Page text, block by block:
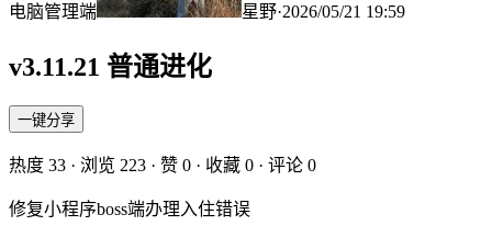
电脑管理端 星野·2026/05/21 19:59
v3.11.21 普通进化
一键分享
热度 33 · 浏览 223 · 赞 0 · 收藏 0 · 评论 0
修复小程序boss端办理入住错误